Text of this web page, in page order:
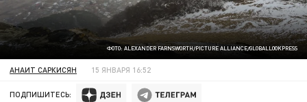
ФОТО: ALEXANDER FARNSWORTH/PICTURE ALLIANCE/GLOBALLOOKPRESS
АНАИТ САРКИСЯН 15 ЯНВАРЯ 16:52
ПОДПИШИТЕСЬ: